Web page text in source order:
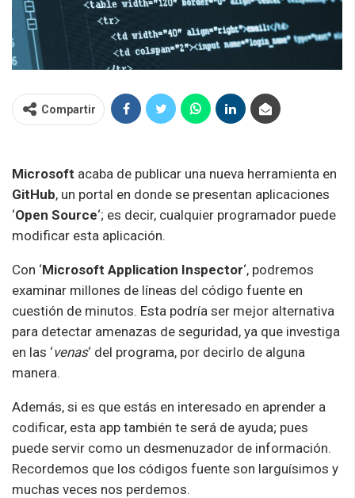
Compartir
Microsoft acaba de publicar una nueva herramienta en
GitHub, un portal en donde se presentan aplicaciones
‘Open Source‘; es decir, cualquier programador puede
modificar esta aplicación.
Con ‘Microsoft Application Inspector‘, podremos
examinar millones de líneas del código fuente en
cuestión de minutos. Esta podría ser mejor alternativa
para detectar amenazas de seguridad, ya que investiga
en las ‘venas‘ del programa, por decirlo de alguna
manera.
Además, si es que estás en interesado en aprender a
codificar, esta app también te será de ayuda; pues
puede servir como un desmenuzador de información.
Recordemos que los códigos fuente son larguísimos y
muchas veces nos perdemos.